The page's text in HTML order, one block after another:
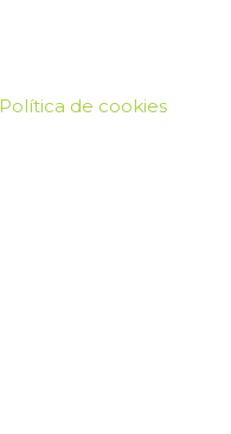
Política de cookies